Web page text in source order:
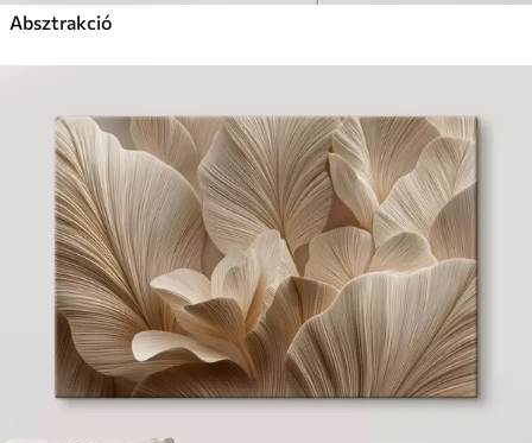
Absztrakció